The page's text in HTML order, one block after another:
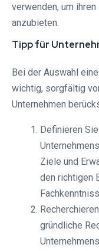
verwenden, um
anzubieten.
Tipp für
Bei der Auswahl
wichtig, sorgfältig
Unternehmen
Definieren
Ziele und
den richtigen
gründliche